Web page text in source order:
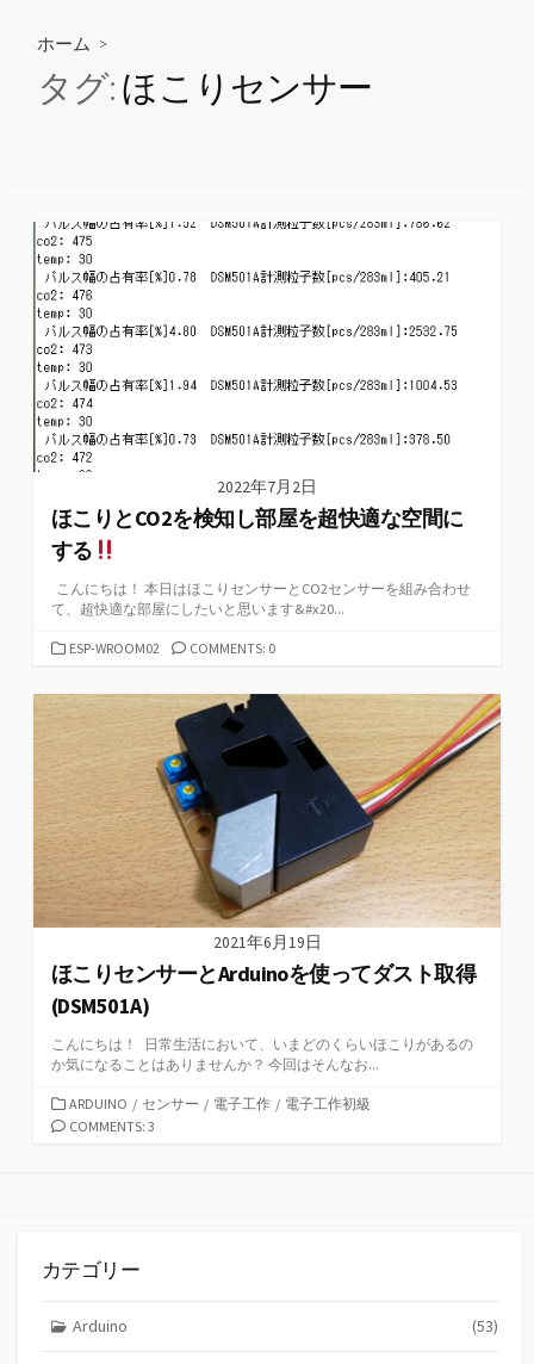
ホーム >
タグ:ほこりセンサー
2022年7月2日
ほこりとCO2を検知し部屋を超快適な空間に
する
こんにちは！ 本日はほこりセンサーとCO2センサーを組み合わせ
て、超快適な部屋にしたいと思います&#x20...
カ
ゴ
リ
ー
ESP-WROOM02 COMMENTS: 0
2021年6月19日
ほこりセンサーとArduinoを使ってダスト取得
(DSM501A)
こんにちは！ 日常生活において、いまどのくらいほこりがあるの
か気になることはありませんか？ 今回はそんなお...
カ
テ
ARDUINO / センサー / 電子工作 / 電子工作初級
COMMENTS: 3
カテゴリー
Arduino (53)